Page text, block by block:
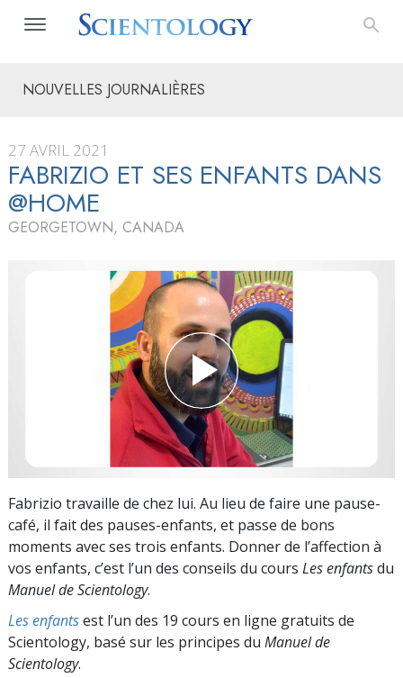
NOUVELLES JOURNALIÈRES
27 AVRIL 2021
FABRIZIO ET SES ENFANTS DANS
@HOME
GEORGETOWN, CANADA
Fabrizio travaille de chez lui. Au lieu de faire une pause-
café, il fait des pauses-enfants, et passe de bons
moments avec ses trois enfants. Donner de l’affection à
vos enfants, c’est l’un des conseils du cours Les enfantsdu
Manuel de Scientology.
Les enfantsest l’un des 19 cours en ligne gratuits de
Scientology, basé sur les principes du Manuel de
Scientology.